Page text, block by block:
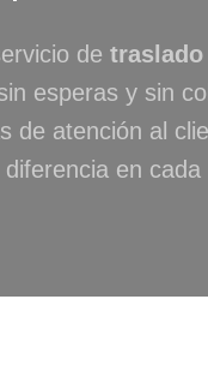
de traslado
esperas y sin
de atención al
en cada